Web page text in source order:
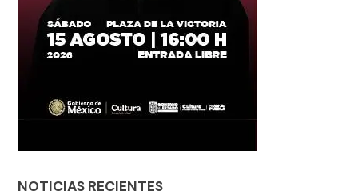
NOTICIAS RECIENTES